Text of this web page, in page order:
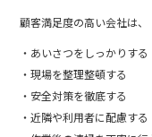
顧客満足度の高い会社は、
・あいさつをしっかりする
・現場を整理整頓する
・安全対策を徹底する
・近隣や利用者に配慮する